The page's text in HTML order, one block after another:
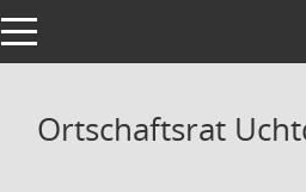
Toggle navigation
Ortschaftsrat